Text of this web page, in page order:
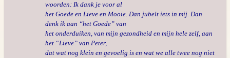
woorden: Ik dank je voor al
het Goede en Lieve en Mooie. Dan jubelt iets in mij. Dan
denk ik aan “het Goede” van
het onderduiken, van mijn gezondheid en mijn hele zelf, aan
het “Lieve” van Peter,
dat wat nog klein en gevoelig is en wat we alle twee nog niet